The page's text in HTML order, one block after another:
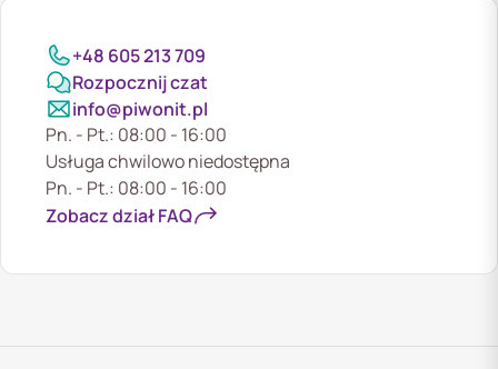
+48 605 213 709
Rozpocznij czat
info@piwonit.pl
Pn. - Pt.: 08:00 - 16:00
Usługa chwilowo niedostępna
Pn. - Pt.: 08:00 - 16:00
Zobacz dział FAQ